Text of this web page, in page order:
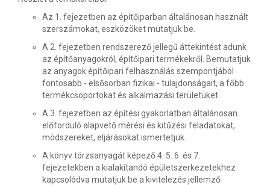
Az 1. fejezetben az építőiparban általánosan használt
szerszámokat, eszközöket mutatjuk be.
A 2. fejezetben rendszerező jellegű áttekintést adunk
az építőanyagokról, építőipari termékekről. Bemutatjuk
az anyagok építőipari felhasználás szempontjából
fontosabb - elsősorban fizikai - tulajdonságait, a főbb
termékcsoportokat és alkalmazási területüket.
A 3. fejezetben az építési gyakorlatban általánosan
előforduló alapvető mérési és kitűzési feladatokat,
módszereket, eljárásokat ismertetjük.
A könyv törzsanyagát képező 4. 5. 6. és 7.
fejezetekben a kialakítandó épületszerkezetekhez
kapcsolódva mutatjuk be a kivitelezés jellemző